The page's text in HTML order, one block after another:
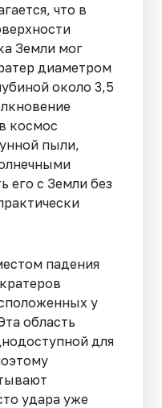
что в
Земли мог
диаметром
около 3,5
космос
пыли,
его с Земли без
падения
у
область
для
удара уже